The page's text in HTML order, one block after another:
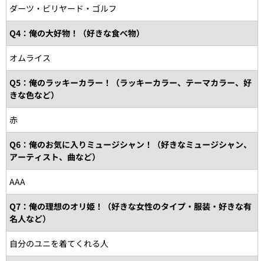
ダーツ・ビリヤード・ゴルフ
Q4：俺の大好物！（好きな食べ物）
オムライス
Q5：俺のラッキーカラー！（ラッキーカラー、テーマカラー、好
きな色など）
赤
Q6：俺のお気に入りミュージシャン！（好きなミュージシャン、
アーティスト、曲など）
AAA
Q7：俺の理想のオリ姫！（好きな女性のタイプ・服装・好きな有
名人など）
自分のユニを着てくれる人